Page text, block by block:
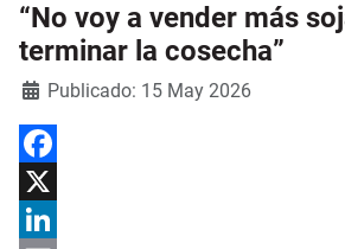
“No voy a vender más
terminar la cosecha”
DetallesPublicado: 15 May 2026
Facebook
X